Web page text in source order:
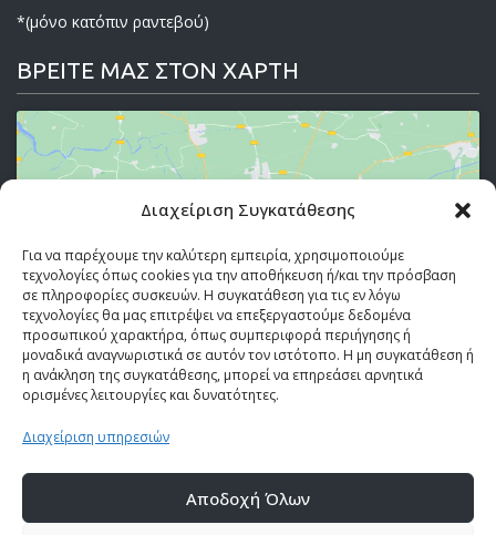
Διαχείριση Συγκατάθεσης
Για να παρέχουμε την καλύτερη εμπειρία, χρησιμοποιούμε
τεχνολογίες όπως cookies για την αποθήκευση ή/και την πρόσβαση
σε πληροφορίες συσκευών. Η συγκατάθεση για τις εν λόγω
τεχνολογίες θα μας επιτρέψει να επεξεργαστούμε δεδομένα
προσωπικού χαρακτήρα, όπως συμπεριφορά περιήγησης ή
μοναδικά αναγνωριστικά σε αυτόν τον ιστότοπο. Η μη συγκατάθεση ή
η ανάκληση της συγκατάθεσης, μπορεί να επηρεάσει αρνητικά
ορισμένες λειτουργίες και δυνατότητες.
Διαχείριση υπηρεσιών
Αποδοχή Όλων
*(μόνο κατόπιν ραντεβού)
ΒΡΕΙΤΕ ΜΑΣ ΣΤΟΝ ΧΑΡΤΗ
ενεργοποιήσετε το Google maps.
Πολιτική Cookies
Συμφωνώ